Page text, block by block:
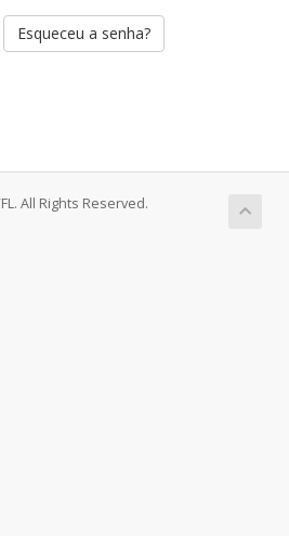
Esqueceu a senha?
All Rights Reserved.